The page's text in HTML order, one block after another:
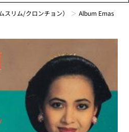
リム/クロンチョン） Album Emas